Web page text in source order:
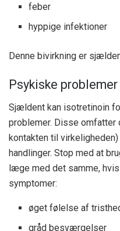
feber
hyppige infektioner
Denne bivirkning er
Psykiske problemer
Sjældent kan isotretinoin
problemer. Disse
kontakten til
handlinger. Stop med at
læge med det samme,
symptomer:
øget følelse af
gråd besværgelser